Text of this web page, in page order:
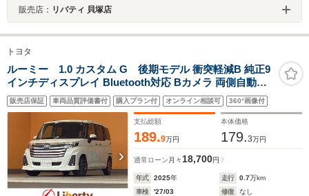
販売店： リバティ 貝塚店
トヨタ
ルーミー 1.0 カスタム G 後期モデル 衝突軽減B 純正9
インチディスプレイ Bluetooth対応 Bカメラ 両側自動ド
ア アダプティブクルーズコントロール 電子パーキング
LEDヘッドライト スマートキー 革巻きステアリング 純正
アルミホイール
販売店保証 車両品質評価書付 購入プラン付 オンライン相談可 360°画像付
支払総額
189.9万円
本体価格
179.3万円
通常ローン 月々 18,700円
年式 2025年 走行 0.7万km
車検
'27/03 修復
なし